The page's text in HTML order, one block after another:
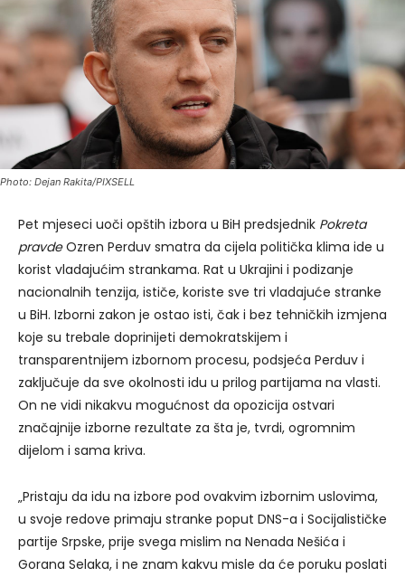
Photo: Dejan Rakita/PIXSELL
Pet mjeseci uoči opštih izbora u BiH predsjednik Pokreta
pravdeOzren Perduv smatra da cijela politička klima ide u
korist vladajućim strankama. Rat u Ukrajini i podizanje
nacionalnih tenzija, ističe, koriste sve tri vladajuće stranke
u BiH. Izborni zakon je ostao isti, čak i bez tehničkih izmjena
koje su trebale doprinijeti demokratskijem i
transparentnijem izbornom procesu, podsjeća Perduv i
zaključuje da sve okolnosti idu u prilog partijama na vlasti.
On ne vidi nikakvu mogućnost da opozicija ostvari
značajnije izborne rezultate za šta je, tvrdi, ogromnim
dijelom i sama kriva.
„Pristaju da idu na izbore pod ovakvim izbornim uslovima,
u svoje redove primaju stranke poput DNS-a i Socijalističke
partije Srpske, prije svega mislim na Nenada Nešića i
Gorana Selaka, i ne znam kakvu misle da će poruku poslati